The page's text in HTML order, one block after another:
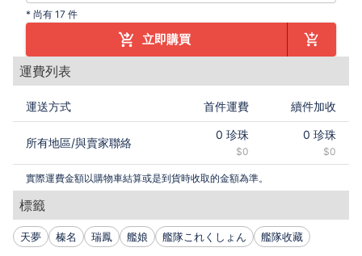
* 尚有 17 件
立即購買
運費列表
運送方式 首件運費 續件加收
所有地區/與賣家聯絡
0 珍珠
$0
0 珍珠
$0
實際運費金額以購物車結算或是到貨時收取的金額為準。
標籤
天夢 榛名 瑞鳳 艦娘 艦隊これくしょん 艦隊收藏